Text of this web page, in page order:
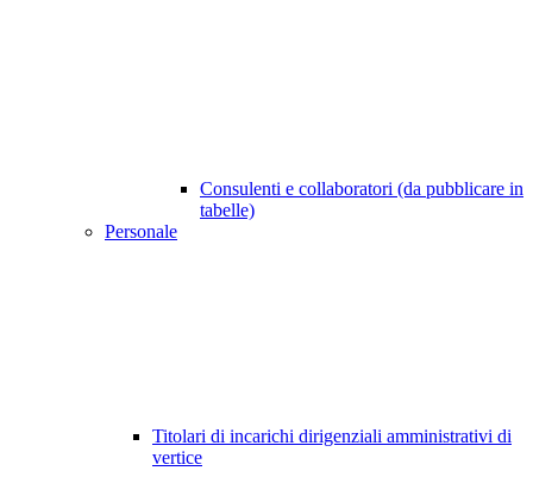
Consulenti e collaboratori (da pubblicare in
tabelle)
Personale
Titolari di incarichi dirigenziali amministrativi di
vertice